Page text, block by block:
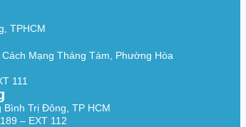
TPHCM
Mạng Tháng Tám, Phường Hòa
111
Trị Đông, TP HCM
– EXT 112